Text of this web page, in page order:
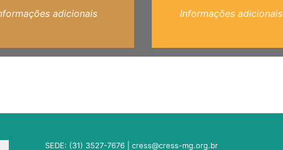
adicionais Informações adicionais
SEDE: (31) 3527-7676 |cress@cress-mg.org.br